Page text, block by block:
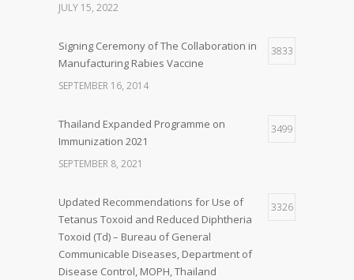
JULY 15, 2022
Signing Ceremony of The Collaboration in
Manufacturing Rabies Vaccine
3833
SEPTEMBER 16, 2014
Thailand Expanded Programme on
Immunization 2021
3499
SEPTEMBER 8, 2021
Updated Recommendations for Use of
Tetanus Toxoid and Reduced Diphtheria
Toxoid (Td) – Bureau of General
Communicable Diseases, Department of
Disease Control, MOPH, Thailand
3326